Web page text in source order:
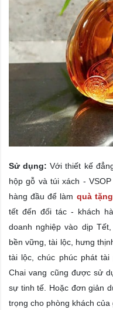
Sử dụng: Với thiết kế
hộp gỗ và túi xách -
hàng đầu để làm quà
tết đến đối tác - khách
doanh nghiệp vào dịp
bền vững, tài lộc, hưng
tài lộc, chúc phúc phát
Chai vang cũng được sử
sự tinh tế. Hoặc đơn giản
trọng cho phòng khách của